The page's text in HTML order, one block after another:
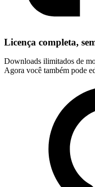
Licença completa,
Downloads ilimitados de
Agora você também pode